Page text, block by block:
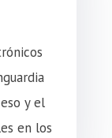
y el
en los